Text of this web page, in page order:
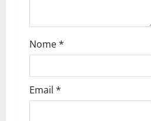
Nome*
Email *